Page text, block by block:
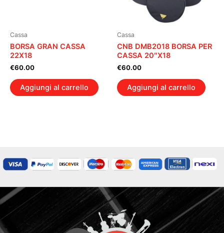
Cassa
BORSA GRAN CASSA
22X18
€60.00
Aggiungi al carrello
Cassa
CNB DMB2018 BORSA PER
CASSA 20″X18
€60.00
Aggiungi al carrello